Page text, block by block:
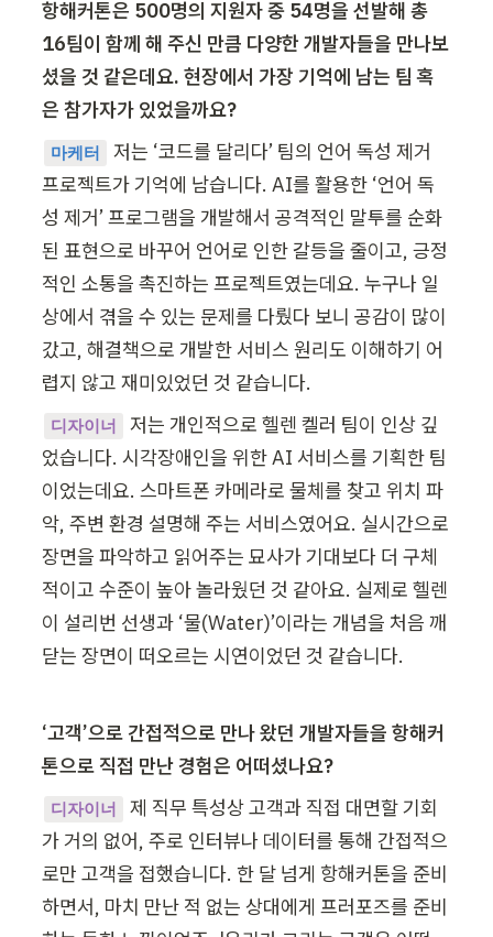
항해커톤은 500명의 지원자 중 54명을 선발해 총
16팀이 함께 해 주신 만큼 다양한 개발자들을 만나보
셨을 것 같은데요. 현장에서 가장 기억에 남는 팀 혹
은 참가자가 있었을까요?
마케터
저는 ‘코드를 달리다’ 팀의 언어 독성 제거
프로젝트가 기억에 남습니다. AI를 활용한 ‘언어 독
성 제거’ 프로그램을 개발해서 공격적인 말투를 순화
된 표현으로 바꾸어 언어로 인한 갈등을 줄이고, 긍정
적인 소통을 촉진하는 프로젝트였는데요. 누구나 일
상에서 겪을 수 있는 문제를 다뤘다 보니 공감이 많이
갔고, 해결책으로 개발한 서비스 원리도 이해하기 어
렵지 않고 재미있었던 것 같습니다.
디자이너
저는 개인적으로 헬렌 켈러 팀이 인상 깊
었습니다. 시각장애인을 위한 AI 서비스를 기획한 팀
이었는데요. 스마트폰 카메라로 물체를 찾고 위치 파
악, 주변 환경 설명해 주는 서비스였어요. 실시간으로
장면을 파악하고 읽어주는 묘사가 기대보다 더 구체
적이고 수준이 높아 놀라웠던 것 같아요. 실제로 헬렌
이 설리번 선생과 ‘물(Water)’이라는 개념을 처음 깨
닫는 장면이 떠오르는 시연이었던 것 같습니다.
‘고객’으로 간접적으로 만나 왔던 개발자들을 항해커
톤으로 직접 만난 경험은 어떠셨나요?
디자이너
제 직무 특성상 고객과 직접 대면할 기회
가 거의 없어, 주로 인터뷰나 데이터를 통해 간접적으
로만 고객을 접했습니다. 한 달 넘게 항해커톤을 준비
하면서, 마치 만난 적 없는 상대에게 프러포즈를 준비